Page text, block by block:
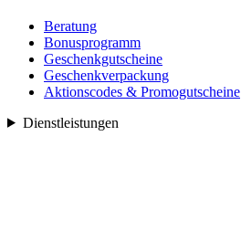
Beratung
Bonusprogramm
Geschenkgutscheine
Geschenkverpackung
Aktionscodes & Promogutscheine
Dienstleistungen